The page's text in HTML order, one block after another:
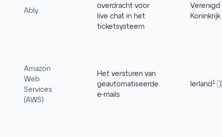
Ably
overdracht voor
live chat in het
ticketsysteem
Verenigd
Amazon
Web
Services
(AWS)
Het versturen van
geautomatiseerde
e-mails
Ierland 1